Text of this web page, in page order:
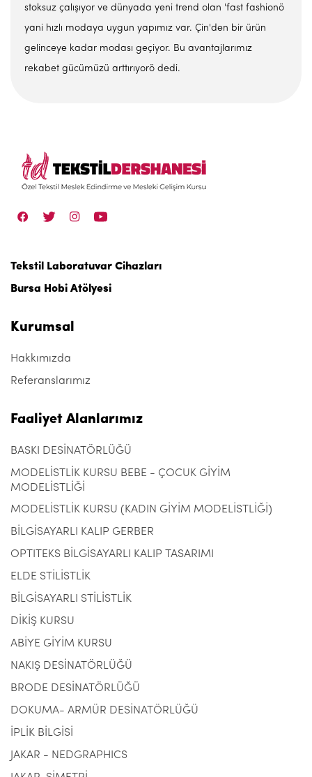
stoksuz çalışıyor ve dünyada yeni trend olan 'fast fashionö
yani hızlı modaya uygun yapımız var. Çin'den bir ürün
gelinceye kadar modası geçiyor. Bu avantajlarımız
rekabet gücümüzü arttırıyorö dedi.
Tekstil Laboratuvar Cihazları
Bursa Hobi Atölyesi
Kurumsal
Hakkımızda
Referanslarımız
Faaliyet Alanlarımız
BASKI DESİNATÖRLÜĞÜ
MODELİSTLİK KURSU BEBE - ÇOCUK GİYİM
MODELİSTLİĞİ
MODELİSTLİK KURSU (KADIN GİYİM MODELİSTLİĞİ)
BİLGİSAYARLI KALIP GERBER
OPTITEKS BİLGİSAYARLI KALIP TASARIMI
ELDE STİLİSTLİK
BİLGİSAYARLI STİLİSTLİK
DİKİŞ KURSU
ABİYE GİYİM KURSU
NAKIŞ DESİNATÖRLÜĞÜ
BRODE DESİNATÖRLÜĞÜ
DOKUMA- ARMÜR DESİNATÖRLÜĞÜ
İPLİK BİLGİSİ
JAKAR - NEDGRAPHICS